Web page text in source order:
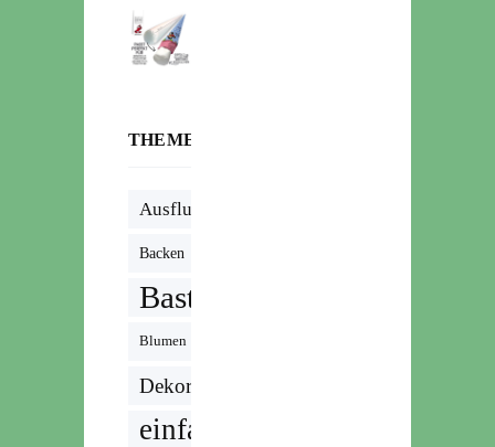
THEMENWOLKE
Ausflug
Backen
Basteln
Blumen
Dekoration
einfach